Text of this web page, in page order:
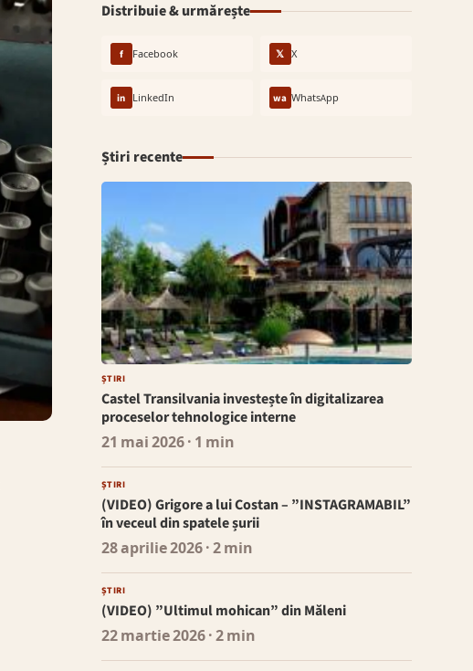
Distribuie & urmărește
f Facebook 𝕏 X
in LinkedIn wa WhatsApp
Știri recente
ȘTIRI
Castel Transilvania investește în digitalizarea
proceselor tehnologice interne
21 mai 2026· 1 min
ȘTIRI
(VIDEO) Grigore a lui Costan – ”INSTAGRAMABIL”
în veceul din spatele șurii
28 aprilie 2026· 2 min
ȘTIRI
(VIDEO) ”Ultimul mohican” din Măleni
22 martie 2026· 2 min